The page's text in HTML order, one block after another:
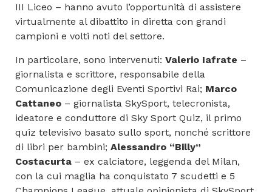
III Liceo – hanno avuto l’opportunità di assistere
virtualmente al dibattito in diretta con grandi
campioni e volti noti del settore.
In particolare, sono intervenuti: Valerio Iafrate –
giornalista e scrittore, responsabile della
Comunicazione degli Eventi Sportivi Rai; Marco
Cattaneo – giornalista SkySport, telecronista,
ideatore e conduttore di Sky Sport Quiz, il primo
quiz televisivo basato sullo sport, nonché scrittore
di libri per bambini; Alessandro “Billy”
Costacurta – ex calciatore, leggenda del Milan,
con la cui maglia ha conquistato 7 scudetti e 5